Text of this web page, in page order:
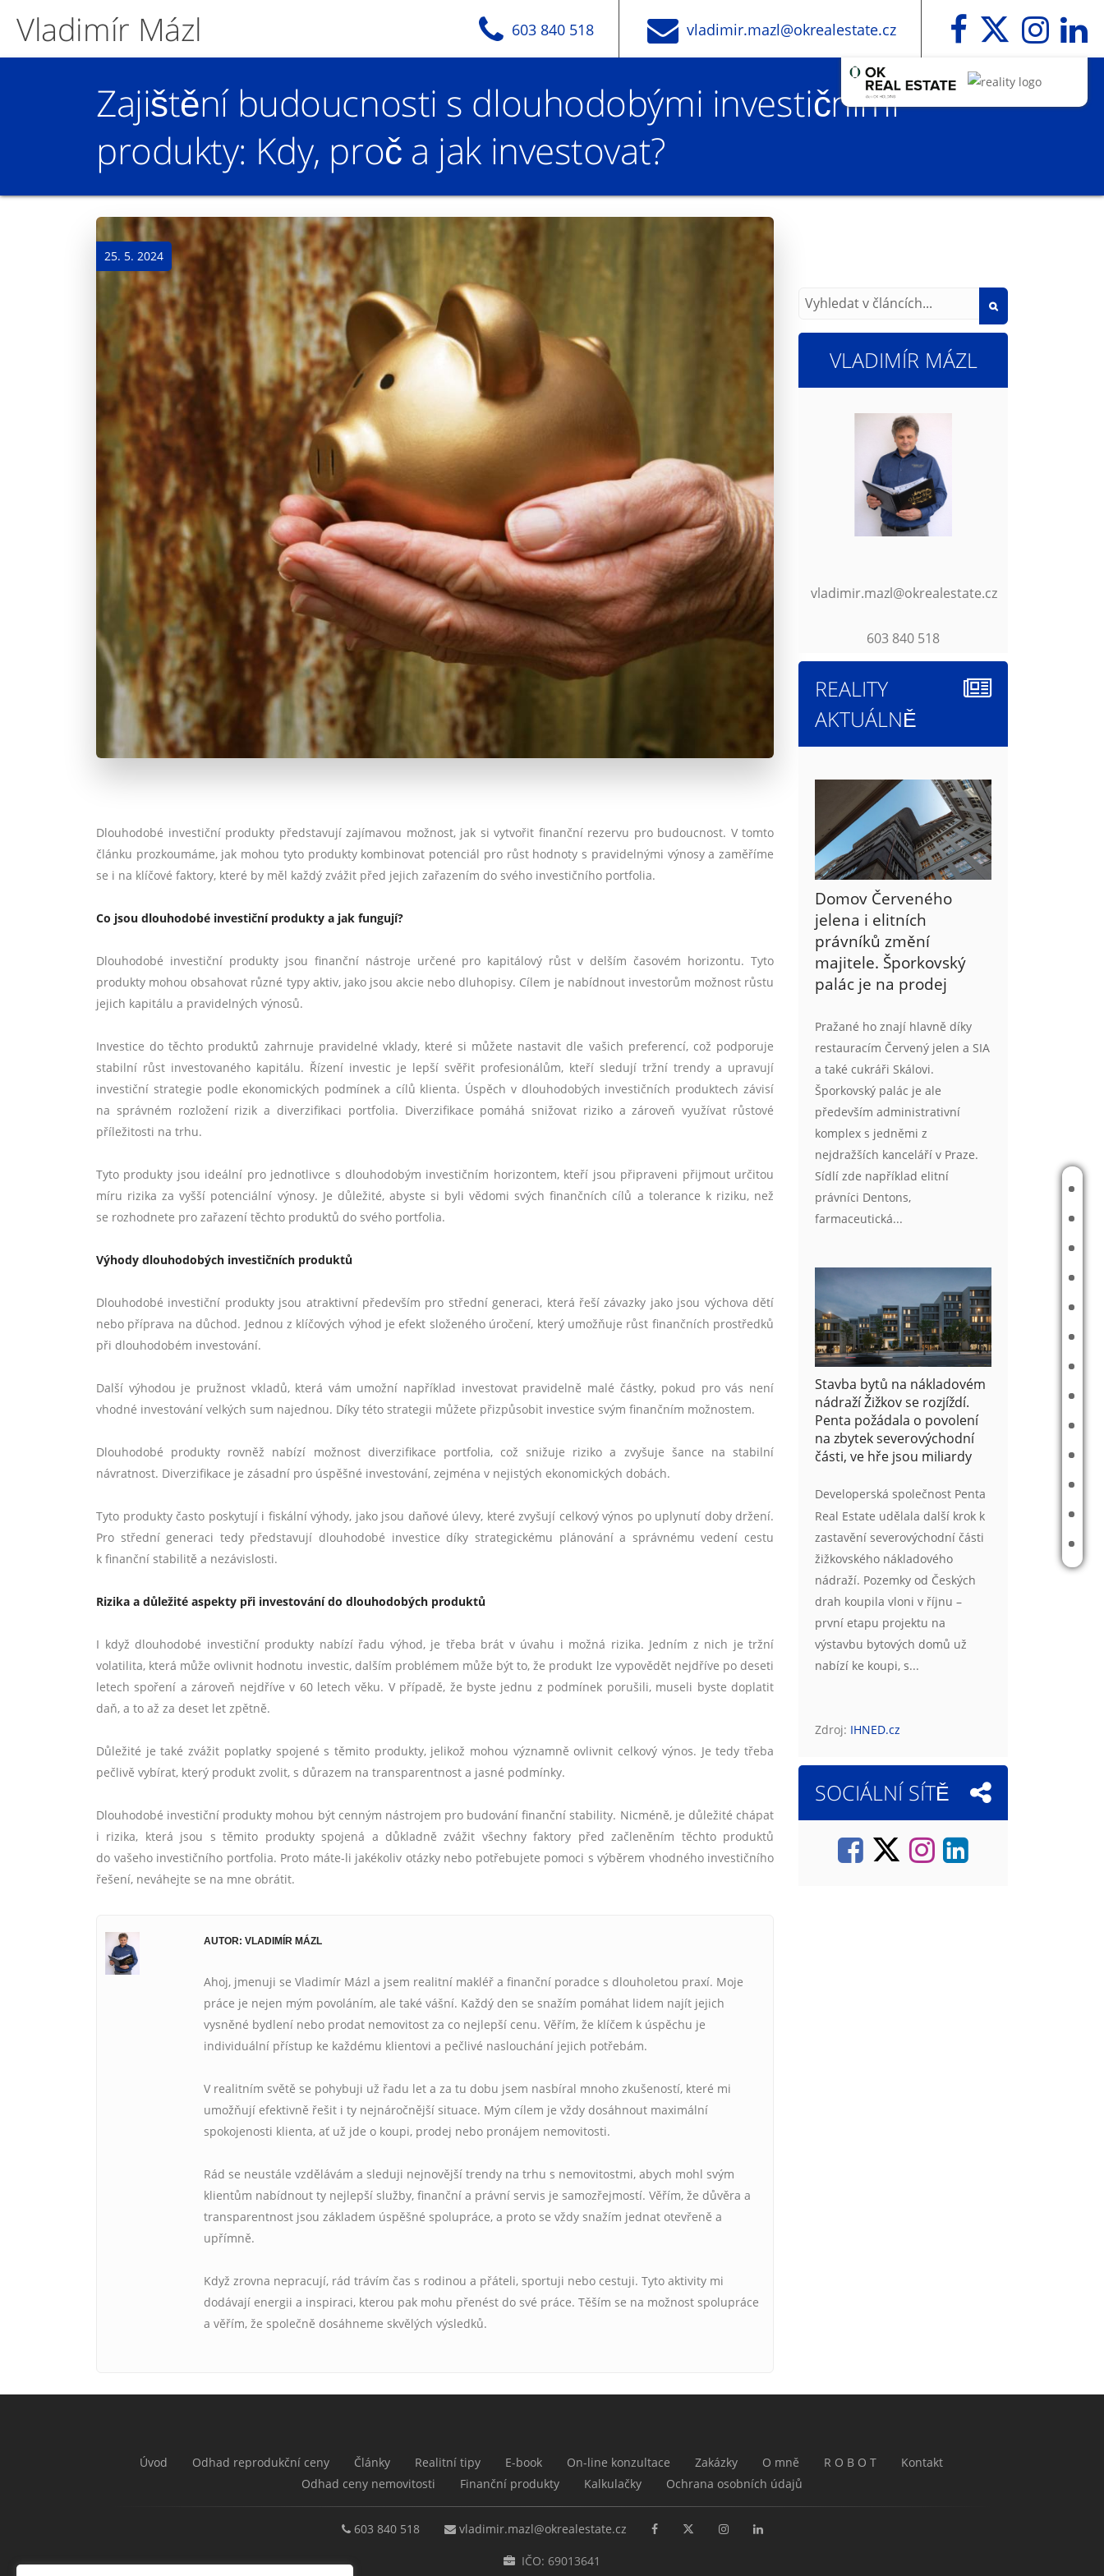
Vladimír Mázl 603 840 518 vladimir.mazl@okrealestate.cz
E-BOOK
ON-LINE KONZULTACE
ZAKÁZKY
R O B O T
KONTAKT
FINANČNÍ PRODUKTY
KALKULAČKY
Zajištění budoucnosti s dlouhodobými investičními
produkty: Kdy, proč a jak investovat?
25. 5. 2024
Dlouhodobé investiční produkty představují zajímavou možnost, jak si vytvořit finanční rezervu pro budoucnost. V tomto
článku prozkoumáme, jak mohou tyto produkty kombinovat potenciál pro růst hodnoty s pravidelnými výnosy a zaměříme
se i na klíčové faktory, které by měl každý zvážit před jejich zařazením do svého investičního portfolia.
Co jsou dlouhodobé investiční produkty a jak fungují?
Dlouhodobé investiční produkty jsou finanční nástroje určené pro kapitálový růst v delším časovém horizontu. Tyto
produkty mohou obsahovat různé typy aktiv, jako jsou akcie nebo dluhopisy. Cílem je nabídnout investorům možnost růstu
jejich kapitálu a pravidelných výnosů.
Investice do těchto produktů zahrnuje pravidelné vklady, které si můžete nastavit dle vašich preferencí, což podporuje
stabilní růst investovaného kapitálu. Řízení investic je lepší svěřit profesionálům, kteří sledují tržní trendy a upravují
investiční strategie podle ekonomických podmínek a cílů klienta. Úspěch v dlouhodobých investičních produktech závisí
na správném rozložení rizik a diverzifikaci portfolia. Diverzifikace pomáhá snižovat riziko a zároveň využívat růstové
příležitosti na trhu.
Tyto produkty jsou ideální pro jednotlivce s dlouhodobým investičním horizontem, kteří jsou připraveni přijmout určitou
míru rizika za vyšší potenciální výnosy. Je důležité, abyste si byli vědomi svých finančních cílů a tolerance k riziku, než
se rozhodnete pro zařazení těchto produktů do svého portfolia.
Výhody dlouhodobých investičních produktů
Dlouhodobé investiční produkty jsou atraktivní především pro střední generaci, která řeší závazky jako jsou výchova dětí
nebo příprava na důchod. Jednou z klíčových výhod je efekt složeného úročení, který umožňuje růst finančních prostředků
při dlouhodobém investování.
Další výhodou je pružnost vkladů, která vám umožní například investovat pravidelně malé částky, pokud pro vás není
vhodné investování velkých sum najednou. Díky této strategii můžete přizpůsobit investice svým finančním možnostem.
Dlouhodobé produkty rovněž nabízí možnost diverzifikace portfolia, což snižuje riziko a zvyšuje šance na stabilní
návratnost. Diverzifikace je zásadní pro úspěšné investování, zejména v nejistých ekonomických dobách.
Tyto produkty často poskytují i fiskální výhody, jako jsou daňové úlevy, které zvyšují celkový výnos po uplynutí doby držení.
Pro střední generaci tedy představují dlouhodobé investice díky strategickému plánování a správnému vedení cestu
k finanční stabilitě a nezávislosti.
Rizika a důležité aspekty při investování do dlouhodobých produktů
I když dlouhodobé investiční produkty nabízí řadu výhod, je třeba brát v úvahu i možná rizika. Jedním z nich je tržní
volatilita, která může ovlivnit hodnotu investic, dalším problémem může být to, že produkt lze vypovědět nejdříve po deseti
letech spoření a zároveň nejdříve v 60 letech věku. V případě, že byste jednu z podmínek porušili, museli byste doplatit
daň, a to až za deset let zpětně.
Důležité je také zvážit poplatky spojené s těmito produkty, jelikož mohou významně ovlivnit celkový výnos. Je tedy třeba
pečlivě vybírat, který produkt zvolit, s důrazem na transparentnost a jasné podmínky.
Dlouhodobé investiční produkty mohou být cenným nástrojem pro budování finanční stability. Nicméně, je důležité chápat
i rizika, která jsou s těmito produkty spojená a důkladně zvážit všechny faktory před začleněním těchto produktů
do vašeho investičního portfolia. Proto máte-li jakékoliv otázky nebo potřebujete pomoci s výběrem vhodného investičního
řešení, neváhejte se na mne obrátit.
AUTOR: VLADIMÍR MÁZL
Ahoj, jmenuji se Vladimír Mázl a jsem realitní makléř a finanční poradce s dlouholetou praxí. Moje
práce je nejen mým povoláním, ale také vášní. Každý den se snažím pomáhat lidem najít jejich
vysněné bydlení nebo prodat nemovitost za co nejlepší cenu. Věřím, že klíčem k úspěchu je
individuální přístup ke každému klientovi a pečlivé naslouchání jejich potřebám.
V realitním světě se pohybuji už řadu let a za tu dobu jsem nasbíral mnoho zkušeností, které mi
umožňují efektivně řešit i ty nejnáročnější situace. Mým cílem je vždy dosáhnout maximální
spokojenosti klienta, ať už jde o koupi, prodej nebo pronájem nemovitosti.
Rád se neustále vzdělávám a sleduji nejnovější trendy na trhu s nemovitostmi, abych mohl svým
klientům nabídnout ty nejlepší služby, finanční a právní servis je samozřejmostí. Věřím, že důvěra a
transparentnost jsou základem úspěšné spolupráce, a proto se vždy snažím jednat otevřeně a
upřímně.
Když zrovna nepracují, rád trávím čas s rodinou a přáteli, sportuji nebo cestuji. Tyto aktivity mi
dodávají energii a inspiraci, kterou pak mohu přenést do své práce. Těším se na možnost spolupráce
a věřím, že společně dosáhneme skvělých výsledků.
VLADIMÍR MÁZL
vladimir.mazl@okrealestate.cz
603 840 518
REALITY
AKTUÁLNĚ
Domov Červeného
jelena i elitních
právníků změní
majitele. Šporkovský
palác je na prodej
Pražané ho znají hlavně díky
restauracím Červený jelen a SIA
a také cukráři Skálovi.
Šporkovský palác je ale
především administrativní
komplex s jedněmi z
nejdražších kanceláří v Praze.
Sídlí zde například elitní
právníci Dentons,
farmaceutická...
Stavba bytů na nákladovém
nádraží Žižkov se rozjíždí.
Penta požádala o povolení
na zbytek severovýchodní
části, ve hře jsou miliardy
Developerská společnost Penta
Real Estate udělala další krok k
zastavění severovýchodní části
žižkovského nákladového
nádraží. Pozemky od Českých
drah koupila vloni v říjnu –
první etapu projektu na
výstavbu bytových domů už
nabízí ke koupi, s...
Zdroj: IHNED.cz
SOCIÁLNÍ SÍTĚ
Úvod Odhad reprodukční ceny Články Realitní tipy E-book On-line konzultace Zakázky O mně R O B O T
Kontakt
Odhad ceny nemovitosti
Finanční produkty Kalkulačky Ochrana osobních údajů
603 840 518 vladimir.mazl@okrealestate.cz
IČO: 69013641